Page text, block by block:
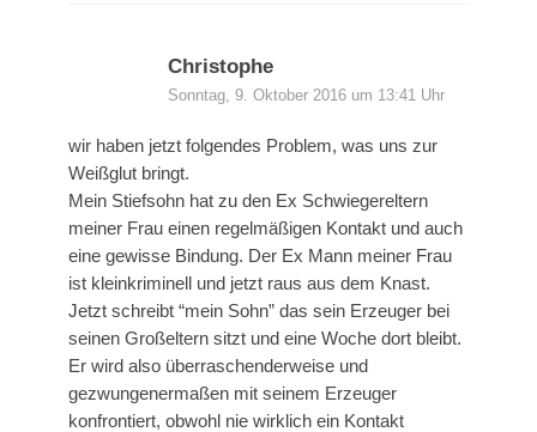
Christophe
Sonntag, 9. Oktober 2016 um 13:41 Uhr
wir haben jetzt folgendes Problem, was uns zur
Weißglut bringt.
Mein Stiefsohn hat zu den Ex Schwiegereltern
meiner Frau einen regelmäßigen Kontakt und auch
eine gewisse Bindung. Der Ex Mann meiner Frau
ist kleinkriminell und jetzt raus aus dem Knast.
Jetzt schreibt “mein Sohn” das sein Erzeuger bei
seinen Großeltern sitzt und eine Woche dort bleibt.
Er wird also überraschenderweise und
gezwungenermaßen mit seinem Erzeuger
konfrontiert, obwohl nie wirklich ein Kontakt